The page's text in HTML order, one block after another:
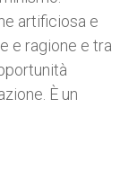
artificiosa e
e ragione e tra
È un